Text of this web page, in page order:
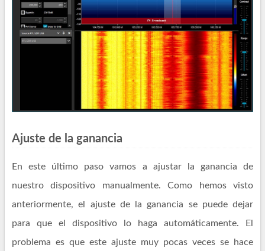
Ajuste de la ganancia
En este último paso vamos a ajustar la ganancia de
nuestro dispositivo manualmente. Como hemos visto
anteriormente, el ajuste de la ganancia se puede dejar
para que el dispositivo lo haga automáticamente. El
problema es que este ajuste muy pocas veces se hace